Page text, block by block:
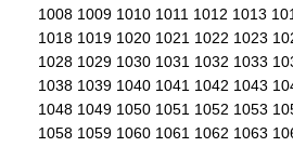
1008 1009 1010 1011 1012 1013
1018 1019 1020 1021 1022 1023
1028 1029 1030 1031 1032 1033
1038 1039 1040 1041 1042 1043
1048 1049 1050 1051 1052 1053
1058 1059 1060 1061 1062 1063